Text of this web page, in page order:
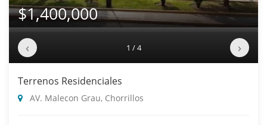
$1,400,000
‹ 1 / 4 ›
Terrenos Residenciales
AV. Malecon Grau, Chorrillos